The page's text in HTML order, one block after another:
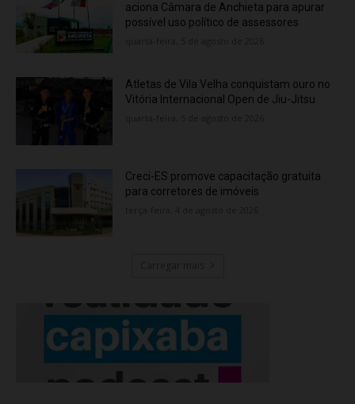
aciona Câmara de Anchieta para apurar
possível uso político de assessores
Atletas de Vila Velha conquistam ouro no
Vitória Internacional Open de Jiu-Jitsu
Creci-ES promove capacitação gratuita
para corretores de imóveis